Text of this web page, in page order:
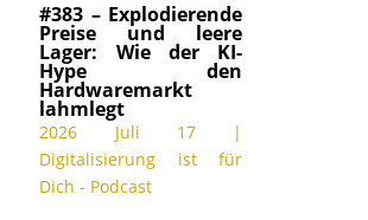
#383 – Explodierende
Preise und leere
Lager: Wie der KI-
Hype den
Hardwaremarkt
lahmlegt
2026 Juli 17|
Digitalisierung ist für
Dich - Podcast